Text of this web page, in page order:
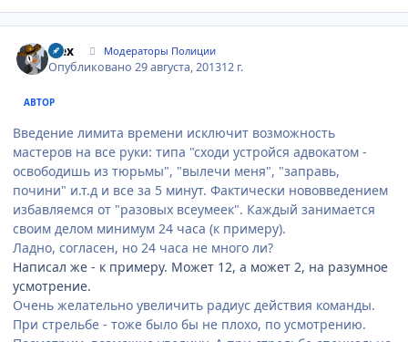
wex Модераторы Полиции
Опубликовано29 августа, 201312 г.
АВТОР
Введение лимита времени исключит возможность
мастеров на все руки: типа "сходи устройся адвокатом -
освободишь из тюрьмы", "вылечи меня", "заправь,
почини" и.т.д и все за 5 минут. Фактически нововведением
избавляемся от "разовых всеумеек". Каждый занимается
своим делом минимум 24 часа (к примеру).
Ладно, согласен, но 24 часа не много ли?
Написал же - к примеру. Может 12, а может 2, на разумное
усмотрение.
Очень желательно увеличить радиус действия команды.
При стрельбе - тоже было бы не плохо, по усмотрению.